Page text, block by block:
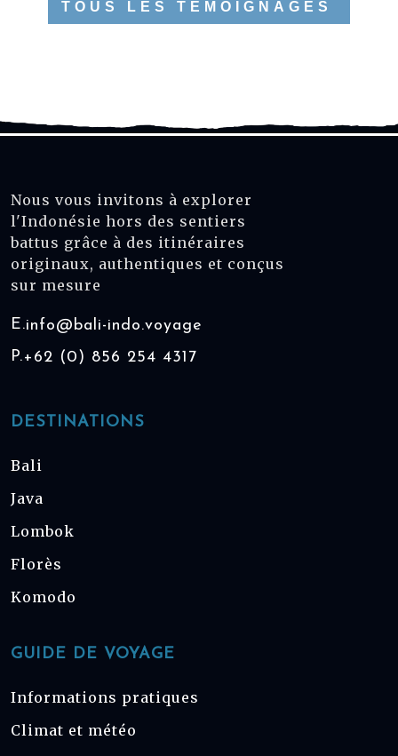
TOUS LES TÉMOIGNAGES
Nous vous invitons à explorer
l'Indonésie hors des sentiers
battus grâce à des itinéraires
originaux, authentiques et conçus
sur mesure
E.info@bali-indo.voyage
P.+62 (0) 856 254 4317
DESTINATIONS
Bali
Java
Lombok
Florès
Komodo
GUIDE DE VOYAGE
Informations pratiques
Climat et météo